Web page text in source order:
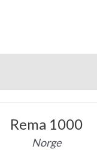
Rema 1000
Norge